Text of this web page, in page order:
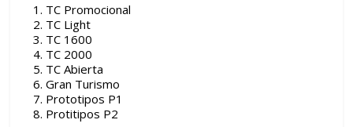
TC Promocional
TC Light
TC 1600
TC 2000
TC Abierta
Gran Turismo
Prototipos P1
Protitipos P2